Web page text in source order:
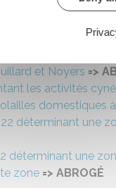
dans 3 élevages
les mesures
dans un élevage
une
et Noyers =>
les activités
domestiques
déterminant une
une
zone => ABROGÉ